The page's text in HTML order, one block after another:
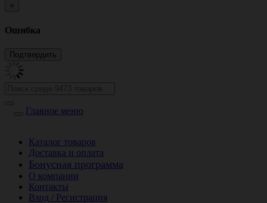
×
Ошибка
Главное меню
Каталог товаров
Доставка и оплата
Бонусная программа
О компании
Контакты
Вход / Регистрация